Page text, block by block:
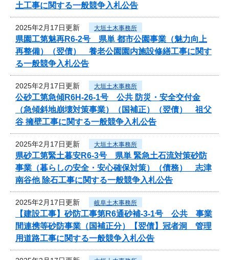
土工事に関する一般競争入札公告
2025年2月17日更新 大垣土木事務所
県園工第魅再R6-2号 県単 都市公園事業（魅力向上
再整備）（翌債） 養老公園園内施設修繕工事に関す
る一般競争入札公告
2025年2月17日更新 大垣土木事務所
公砂工第急傾R6H-26-1号 公共 防災・安全交付金
（急傾斜地崩壊対策事業）（国補正）（翌債） 祖父
谷 擁壁工事に関する一般競争入札公告
2025年2月17日更新 大垣土木事務所
県砂工第緊土暮安R6-3号 県単 緊急土石流対策砂防
事業（暮らしの安全・安心確保対策）（債務） 志津
南谷他 除石工事に関する一般競争入札公告
2025年2月17日更新 岐阜土木事務所
【建設工事】砂防工事第R6通砂補-3-1号 公共 事業
間連携等砂防事業（国補正分）【翌債】冠者洞 管理
用道路工事に関する一般競争入札公告